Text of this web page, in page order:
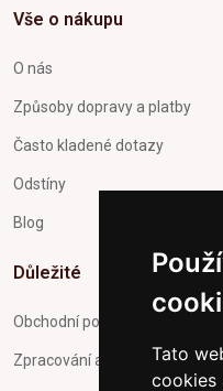
Tato
cookies
Vše o nákupu
O nás
Způsoby dopravy a platby
Často kladené dotazy
Odstíny
Blog
Důležité
Obchodní podmínky
Zpracování a ochrana